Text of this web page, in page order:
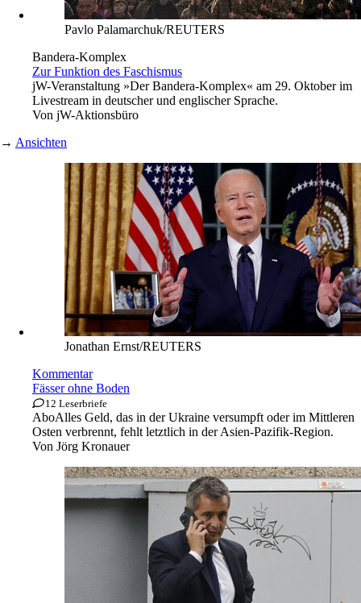
Pavlo Palamarchuk/REUTERS
Bandera-Komplex
Zur Funktion des Faschismus
jW-Veranstaltung »Der Bandera-Komplex« am 29. Oktober im
Livestream in deutscher und englischer Sprache.
Von jW-Aktionsbüro
→ Ansichten
Jonathan Ernst/REUTERS
Kommentar
Fässer ohne Boden
12 Leserbriefe
AboAlles Geld, das in der Ukraine versumpft oder im Mittleren
Osten verbrennt, fehlt letztlich in der Asien-Pazifik-Region.
Von Jörg Kronauer